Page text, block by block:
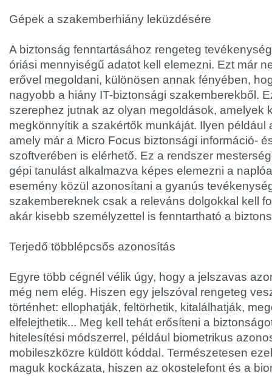
Gépek a szakemberhiány leküzdésére
A biztonság fenntartásához rengeteg
óriási mennyiségű adatot kell elemezni. Ezt már
erővel megoldani, különösen annak fényében,
nagyobb a hiány IT-biztonsági szakemberekből.
szerephez jutnak az olyan megoldások, amelyek
megkönnyítik a szakértők munkáját. Ilyen például
amely már a Micro Focus biztonsági információ-
szoftverében is elérhető. Ez a rendszer
gépi tanulást alkalmazva képes elemezni a
esemény közül azonosítani a gyanús
szakembereknek csak a releváns dolgokkal kell
akár kisebb személyzettel is fenntartható a
Terjedő többlépcsős azonosítás
Egyre több cégnél vélik úgy, hogy a jelszavas
még nem elég. Hiszen egy jelszóval rengeteg
történhet: ellophatják, feltörhetik, kitalálhatják,
elfelejthetik... Meg kell tehát erősíteni a
hitelesítési módszerrel, például biometrikus
mobileszközre küldött kóddal. Természetesen
maguk kockázata, hiszen az okostelefont és a